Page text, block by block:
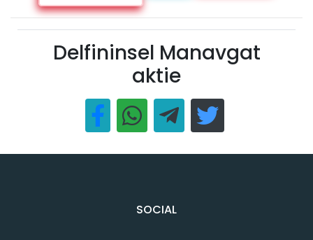
Delfininsel Manavgat
aktie
SOCIAL